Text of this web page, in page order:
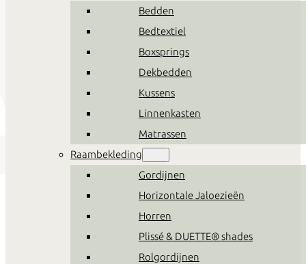
Bedden
Bedtextiel
Boxsprings
Dekbedden
Kussens
Linnenkasten
Matrassen
Raambekleding
Gordijnen
Horizontale Jaloezieën
Horren
Plissé & DUETTE® shades
Rolgordijnen